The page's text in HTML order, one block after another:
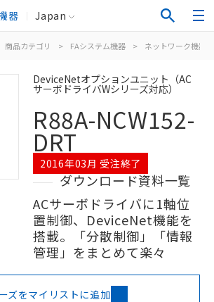
器 Japan
商品カテゴリ > FAシステム機器 > ネットワーク機器
DeviceNetオプションユニット（AC
サーボドライバWシリーズ対応）
R88A-NCW152-
DRT
2016年03月 受注終了
ダウンロード資料一覧
ACサーボドライバに1軸位
置制御、DeviceNet機能を
搭載。「分散制御」「情報
管理」をまとめて楽々
ズをマイリストに追加